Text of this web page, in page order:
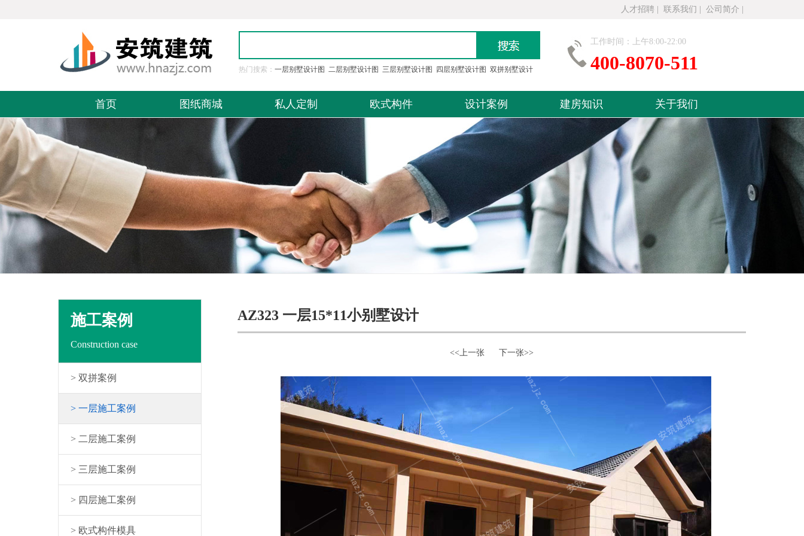
人才招聘 联系我们 公司简介
热门搜索： 一层别墅设计图 二层别墅设计图 三层别墅设计图 四层别墅设计图 双拼别墅设计
工作时间：上午8:00-22:00
400-8070-511
首页 图纸商城 私人定制 欧式构件 设计案例 建房知识 关于我们
施工案例
Construction case
> 双拼案例
> 一层施工案例
> 二层施工案例
> 三层施工案例
> 四层施工案例
> 欧式构件模具
AZ323 一层15*11小别墅设计
<<上一张 下一张>>